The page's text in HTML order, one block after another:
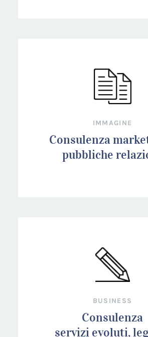
IMMAGINE
Consulenza
pubbliche
BUSINESS
Consulenza
servizi evoluti,